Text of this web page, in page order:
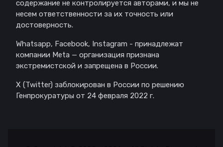
содержание не контролируется авторами, и мы не
несем ответственности за их точность или
достоверность.
Whatsapp, Facebook, Instagram - принадлежат
компании Meta — организация признана
экстремистской и запрещена в России.
X (Twitter) заблокирован в России по решению
Генпрокуратуры от 24 февраля 2022 г.